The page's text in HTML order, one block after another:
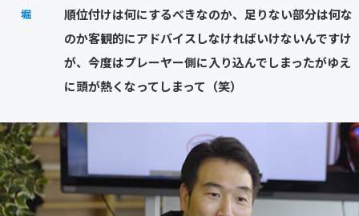
堀
順位付けは何にするべきなのか、足りない部分は何な
のか客観的にアドバイスしなければいけないんですけ
が、今度はプレーヤー側に入り込んでしまったがゆえ
に頭が熱くなってしまって（笑）